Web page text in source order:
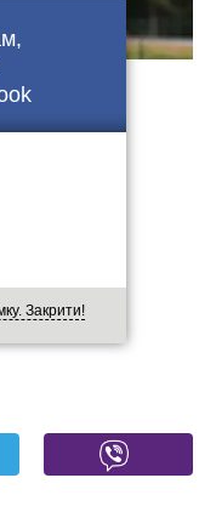
Закрити!
Поділитися